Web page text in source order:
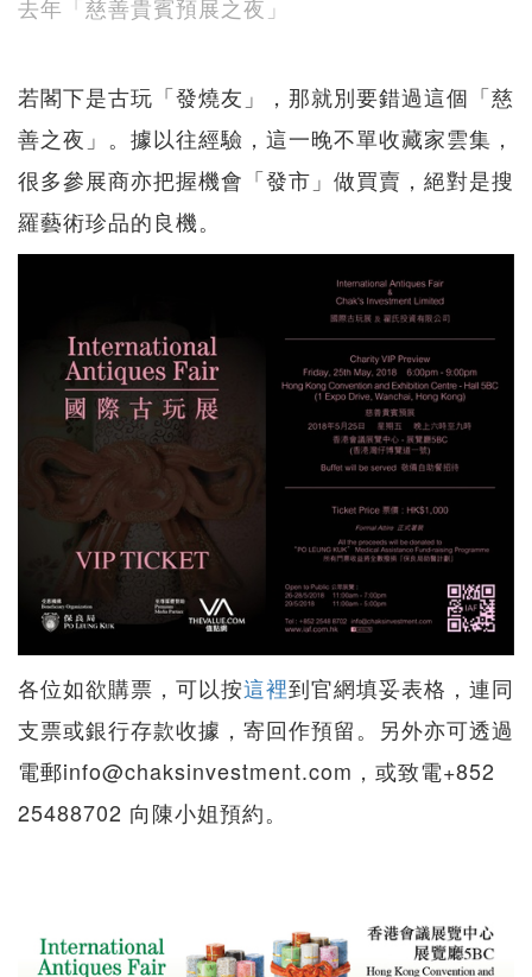
去年「慈善貴賓預展之夜」
若閣下是古玩「發燒友」，那就別要錯過這個「慈
善之夜」。據以往經驗，這一晚不單收藏家雲集，
很多參展商亦把握機會「發市」做買賣，絕對是搜
羅藝術珍品的良機。
各位如欲購票，可以按這裡到官網填妥表格，連同
支票或銀行存款收據，寄回作預留。另外亦可透過
電郵info@chaksinvestment.com，或致電+852
25488702 向陳小姐預約。